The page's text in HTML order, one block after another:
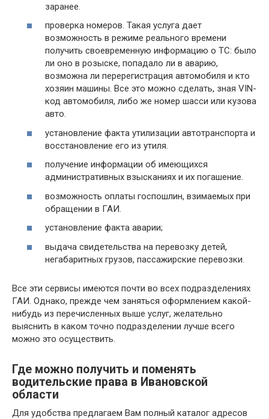
заранее.
проверка номеров. Такая услуга дает
возможность в режиме реального времени
получить своевременную информацию о ТС: было
ли оно в розыске, попадало ли в аварию,
возможна ли перерегистрация автомобиля и кто
хозяин машины. Все это можно сделать, зная VIN-
код автомобиля, либо же номер шасси или кузова
авто.
установление факта утилизации автотранспорта и
восстановление его из утиля.
получение информации об имеющихся
административных взысканиях и их погашение.
возможность оплаты госпошлин, взимаемых при
обращении в ГАИ.
установление факта аварии;
выдача свидетельства на перевозку детей,
негабаритных грузов, пассажирские перевозки.
Все эти сервисы имеются почти во всех подразделениях
ГАИ. Однако, прежде чем заняться оформлением какой-
нибудь из перечисленных выше услуг, желательно
выяснить в каком точно подразделении лучше всего
можно это осуществить.
Где можно получить и поменять
водительские права в Ивановской
области
Для удобства предлагаем Вам полный каталог адресов